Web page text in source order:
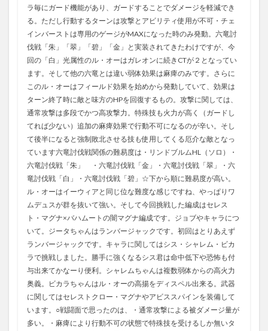
ラ毎にガード機能があり、ガードすることでダメージを軽減でき
る。ただし行動するターンは攻撃とアビリティ使用が不可・チェ
インバーストは専用のゲージがMAXになった時のみ発動。六竜討
伐戦「朱」「翠」「碧」「金」と実装されてきたわけですが、今
回の「白」光属性のル・オーはガレオンに続きCTが２となってい
ます。そして他の六竜とは違い弱体効果は麻痺のみです。さらに
このル・オーはフィールド効果を始めから発動していて、効果は
ターン終了時に敵と味方のHPを回復するもの。攻撃に関しては、
通常攻撃は多段でかつ高攻撃力。特殊技も火力が高く（ガードし
てれば少ない）追加の麻痺効果で行動不可になるのが辛い。そし
て後半になると強制敗北させる技も使用してくる厄介な敵となっ
ています六竜討伐戦関係の難易度は・リンドブルムHL（ソロ）・
六竜討伐戦「朱」 ・六竜討伐戦「金」・六竜討伐戦「翠」・六
竜討伐戦「白」・六竜討伐戦「碧」☆下から順に難易度が高い。
ル・オーはイーウィアと同じ位な難度な感じですね、やっぱりワ
ムデュスが群を抜いて強い。そして今回挑戦した編成はセレス
ト・マグナ×バハムートの闇マグナ編成です。ジョブやキャラにつ
いて。ジータちゃんはランバージャックです。初回はとりあえず
ランバージャックです。キャラに関してはシス・シャレム・ビカ
ラで挑戦しました。勝手に強くなるシス君は命中低下や恐怖も付
与出来てかなーり便利。シャレムちゃんは複数弱体からの高火力
奥義。ビカラちゃんはル・オーの高揚をディスペル出来る。武器
に関してはセレストクロー・マグナやアビススパインを装備して
います。○戦闘面で思ったのは、・通常攻撃による被ダメージ量が
多い。・麻痺により行動不可の状態で特殊技を受けるしか無いタ